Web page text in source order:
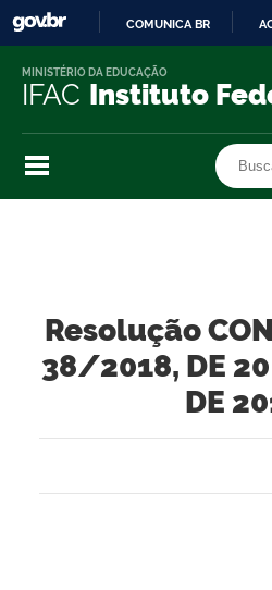
O
COMUNICA BR
IFAC Instituto
MINISTÉRIO DA EDUCAÇÃO
Resolução
38/2018, DE 20
DE